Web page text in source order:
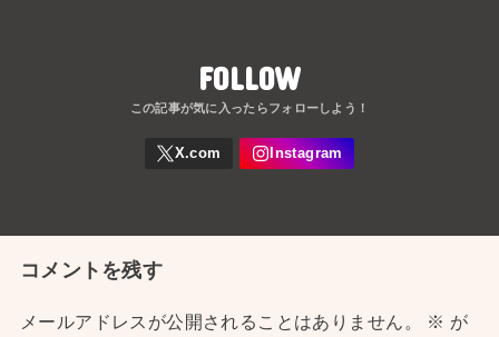
FOLLOW
コメントを残す
メールアドレスが公開されることはありません。 ※ が